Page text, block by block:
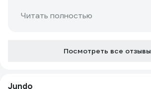
Читать полностью
Посмотреть все отзывы
Jundo